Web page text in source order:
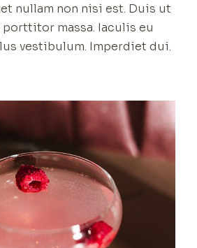
nullam non nisi est. Duis ut
massa. Iaculis eu
vestibulum. Imperdiet dui.